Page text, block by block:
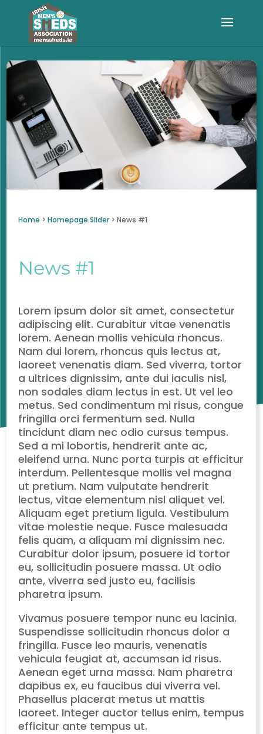
Home >Homepage Slider >News #1
News #1
Lorem ipsum dolor sit amet, consectetur
adipiscing elit. Curabitur vitae venenatis
lorem. Aenean mollis vehicula rhoncus.
Nam dui lorem, rhoncus quis lectus at,
laoreet venenatis diam. Sed viverra, tortor
a ultrices dignissim, ante dui iaculis nisl,
non sodales diam lectus in est. Ut vel leo
metus. Sed condimentum mi risus, congue
fringilla orci fermentum sed. Nulla
tincidunt diam nec odio cursus tempus.
Sed a mi lobortis, hendrerit ante ac,
eleifend urna. Nunc porta turpis at efficitur
interdum. Pellentesque mollis vel magna
ut pretium. Nam vulputate hendrerit
lectus, vitae elementum nisl aliquet vel.
Aliquam eget pretium ligula. Vestibulum
vitae molestie neque. Fusce malesuada
felis quam, a aliquam mi dignissim nec.
Curabitur dolor ipsum, posuere id tortor
eu, sollicitudin posuere massa. Ut odio
ante, viverra sed justo eu, facilisis
pharetra ipsum.
Vivamus posuere tempor nunc eu lacinia.
Suspendisse sollicitudin rhoncus dolor a
fringilla. Fusce leo mauris, venenatis
vehicula feugiat at, accumsan id risus.
Aenean eget urna massa. Nam pharetra
dapibus ex, eu faucibus dui viverra vel.
Phasellus placerat metus ut mattis
laoreet. Integer auctor tellus enim, tempus
efficitur ante tempus ut.